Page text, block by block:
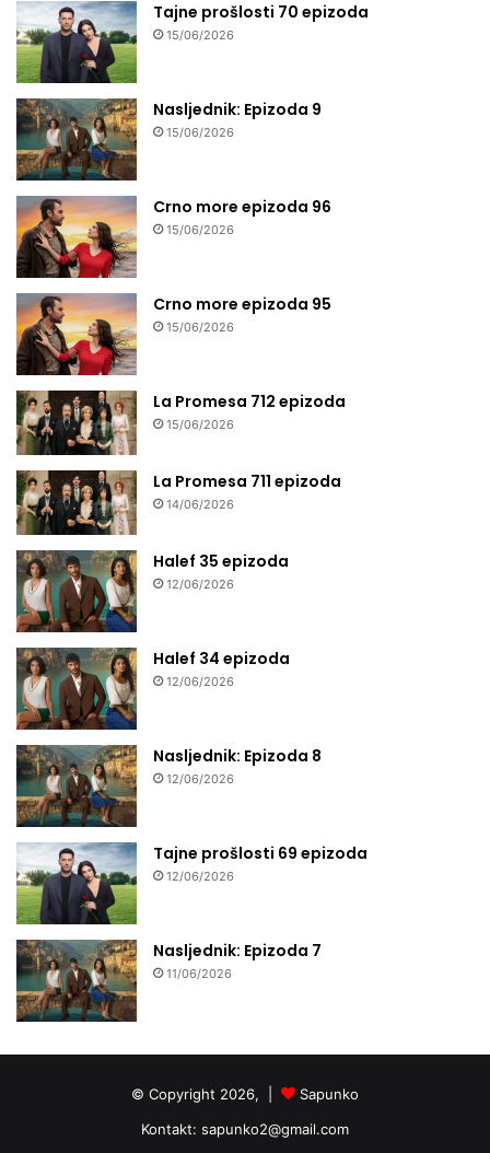
Tajne prošlosti 70 epizoda
15/06/2026
Nasljednik: Epizoda 9
15/06/2026
Crno more epizoda 96
15/06/2026
Crno more epizoda 95
15/06/2026
La Promesa 712 epizoda
15/06/2026
La Promesa 711 epizoda
14/06/2026
Halef 35 epizoda
12/06/2026
Halef 34 epizoda
12/06/2026
Nasljednik: Epizoda 8
12/06/2026
Tajne prošlosti 69 epizoda
12/06/2026
Nasljednik: Epizoda 7
11/06/2026
© Copyright 2026, |
Sapunko
Kontakt: sapunko2@gmail.com